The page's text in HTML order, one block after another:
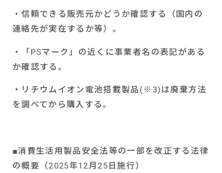
・信頼できる販売元かどうか確認する（国内の
連絡先が実在するか等）。
・「PSマーク」の近くに事業者名の表記がある
か確認する。
・リチウムイオン電池搭載製品 (※ 3) は廃棄方法
を調べてから購入する。
■消費生活用製品安全法等の一部を改正する法律
の概要（2025年12月 25 日施行）